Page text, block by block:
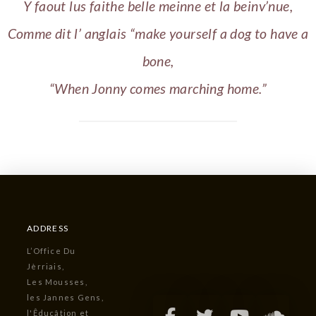
Y faout lus faithe belle meinne et la beinv’nue,
Comme dit l’ anglais “make yourself a dog to have a
bone,
“When Jonny comes marching home.”
ADDRESS
L’Office Du
Jèrriais,
Les Mousses,
les Jannes Gens,
l'Êducâtion et